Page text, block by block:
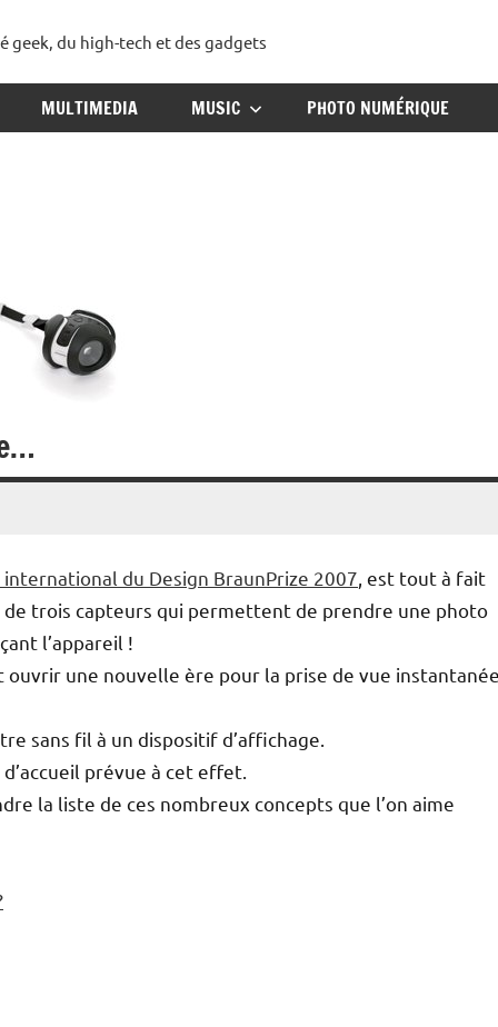
geek, du high-tech et des gadgets
MULTIMEDIA MUSIC PHOTO NUMÉRIQUE
international du Design BraunPrize 2007 , est tout à fait
trois capteurs qui permettent de prendre une photo
l’appareil !
ouvrir une nouvelle ère pour la prise de vue
sans fil à un dispositif d’affichage.
prévue à cet effet.
la liste de ces nombreux concepts que l’on aime